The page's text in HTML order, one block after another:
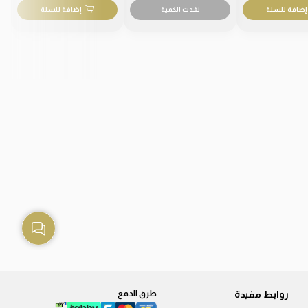
إضافة للسلة نفدت الكمية إضافة للسلة
روابط مفيدة طرق الدفع